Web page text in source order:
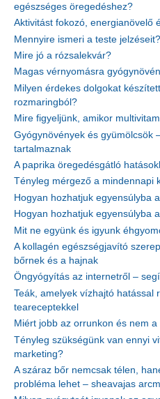
egészséges öregedéshez?
Aktivitást fokozó, energianövelő
Mennyire ismeri a teste jelzéseit?
Mire jó a rózsalekvár?
Magas vérnyomásra
Milyen érdekes dolgokat
rozmaringból?
Mire figyeljünk, amikor
Gyógynövények és gyümölcsök
tartalmaznak
A paprika öregedésgátló
Tényleg mérgező a mindennapi
Hogyan hozhatjuk egyensúlyba
Hogyan hozhatjuk egyensúlyba
Mit ne együnk és igyunk
A kollagén egészségjavító
bőrnek és a hajnak
Öngyógyítás az internetről –
Teák, amelyek vízhajtó hatással
teareceptekkel
Miért jobb az orrunkon és nem
Tényleg szükségünk van ennyi
marketing?
A száraz bőr nemcsak télen,
probléma lehet – sheavajas